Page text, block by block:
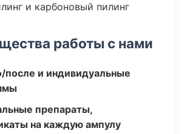
и карбоновый пилинг
работы с нами
после и индивидуальные
препараты,
на каждую ампулу